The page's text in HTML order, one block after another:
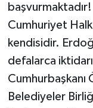
başvurmaktadır!
Cumhuriyet
kendisidir.
defalarca
Cumhurbaşkanı
Belediyeler